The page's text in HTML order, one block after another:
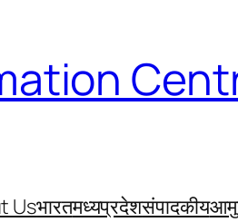
Usभारतमध्यप्रदेशसंपादकीय